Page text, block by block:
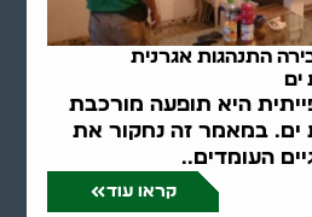
התנהגות אגרנית
ים
היא תופעה מורכבת
ים. במאמר זה נחקור את
העומדים..
קראו עוד